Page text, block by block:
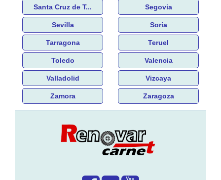
Santa Cruz de T... Segovia
Sevilla Soria
Tarragona Teruel
Toledo Valencia
Valladolid Vizcaya
Zamora Zaragoza